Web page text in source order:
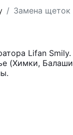
Замена щеток
Lifan